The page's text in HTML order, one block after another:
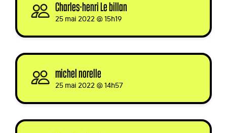
Charles-henri Le billan
25 mai 2022 @ 15h19
michel norelle
25 mai 2022 @ 14h57